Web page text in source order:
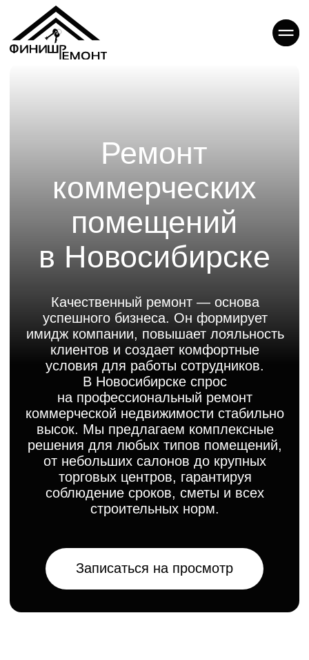
помещений
в Новосибирске
Качественный ремонт — основа
успешного бизнеса. Он формирует
имидж компании, повышает лояльность
клиентов и создает комфортные
условия для работы сотрудников.
коммерческой недвижимости стабильно
высок. Мы предлагаем комплексные
решения для любых типов помещений,
от небольших салонов до крупных
торговых центров, гарантируя
соблюдение сроков, сметы и всех
строительных норм.
Записаться на просмотр
Ремонт
помещений под
ключ
в Новосибирске